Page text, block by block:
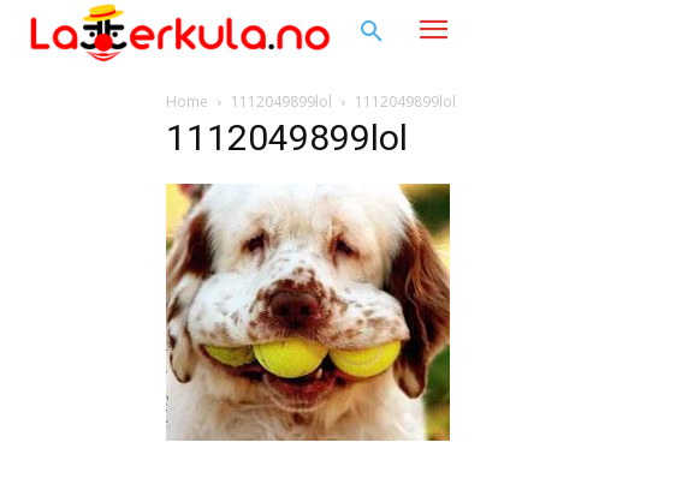
Home 1112049899lol 1112049899lol
1112049899lol